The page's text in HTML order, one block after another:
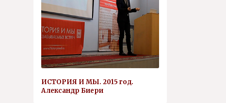
ИСТОРИЯ И МЫ. 2015 год.
Александр Биери